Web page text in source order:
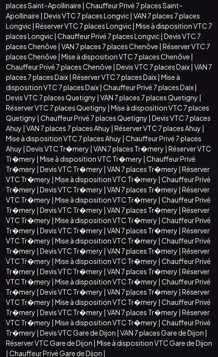
places Saint-Apollinaire | Chauffeur Privé 7 places Saint-
Apollinaire | Devis VTC 7 places Longvic| VAN 7 places 7 places
Longvic| Réserver VTC 7 places Longvic| Mise à disposition VTC 7
places Longvic| Chauffeur Privé 7 places Longvic| Devis VTC 7
places Chenôve | VAN 7 places 7 places Chenôve | Réserver VTC 7
places Chenôve | Mise à disposition VTC 7 places Chenôve |
Chauffeur Privé 7 places Chenôve | Devis VTC 7 places Daix| VAN 7
places 7 places Daix| Réserver VTC 7 places Daix| Mise à
disposition VTC 7 places Daix| Chauffeur Privé 7 places Daix|
Devis VTC 7 places Quetigny | VAN 7 places 7 places Quetigny |
Réserver VTC 7 places Quetigny | Mise à disposition VTC 7 places
Quetigny | Chauffeur Privé 7 places Quetigny | Devis VTC 7 places
Ahuy | VAN 7 places 7 places Ahuy | Réserver VTC 7 places Ahuy |
Mise à disposition VTC 7 places Ahuy | Chauffeur Privé 7 places
Ahuy | Devis VTC Tr�mery | VAN 7 places Tr�mery | Réserver VTC
Tr�mery | Mise à disposition VTC Tr�mery | Chauffeur Privé
Tr�mery | Devis VTC Tr�mery | VAN 7 places Tr�mery | Réserver
VTC Tr�mery | Mise à disposition VTC Tr�mery | Chauffeur Privé
Tr�mery | Devis VTC Tr�mery | VAN 7 places Tr�mery | Réserver
VTC Tr�mery | Mise à disposition VTC Tr�mery | Chauffeur Privé
Tr�mery | Devis VTC Tr�mery | VAN 7 places Tr�mery | Réserver
VTC Tr�mery | Mise à disposition VTC Tr�mery | Chauffeur Privé
Tr�mery | Devis VTC Tr�mery | VAN 7 places Tr�mery | Réserver
VTC Tr�mery | Mise à disposition VTC Tr�mery | Chauffeur Privé
Tr�mery | Devis VTC Tr�mery | VAN 7 places Tr�mery | Réserver
VTC Tr�mery | Mise à disposition VTC Tr�mery | Chauffeur Privé
Tr�mery | Devis VTC Tr�mery | VAN 7 places Tr�mery | Réserver
VTC Tr�mery | Mise à disposition VTC Tr�mery | Chauffeur Privé
Tr�mery | Devis VTC Tr�mery | VAN 7 places Tr�mery | Réserver
VTC Tr�mery | Mise à disposition VTC Tr�mery | Chauffeur Privé
Tr�mery | Devis VTC Tr�mery | VAN 7 places Tr�mery | Réserver
VTC Tr�mery | Mise à disposition VTC Tr�mery | Chauffeur Privé
Tr�mery | Devis VTC Gare de Dijon | VAN 7 places Gare de Dijon |
Réserver VTC Gare de Dijon | Mise à disposition VTC Gare de Dijon
| Chauffeur Privé Gare de Dijon |